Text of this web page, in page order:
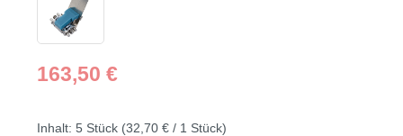
Regulärer Preis:
163,50 €
Inhalt: 5 Stück (32,70 € / 1 Stück)